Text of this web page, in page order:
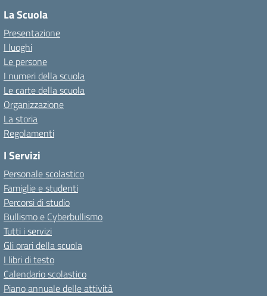
La Scuola
Presentazione
I luoghi
Le persone
I numeri della scuola
Le carte della scuola
Organizzazione
La storia
Regolamenti
I Servizi
Personale scolastico
Famiglie e studenti
Percorsi di studio
Bullismo e Cyberbullismo
Tutti i servizi
Gli orari della scuola
I libri di testo
Calendario scolastico
Piano annuale delle attività